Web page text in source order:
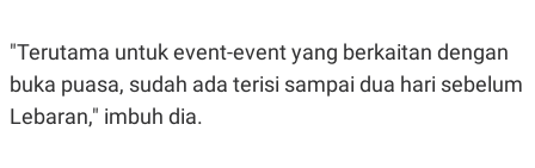
G
G
A
A
E
R
J
E
"Terutama untuk event-event yang berkaitan dengan
buka puasa, sudah ada terisi sampai dua hari sebelum
Lebaran," imbuh dia.